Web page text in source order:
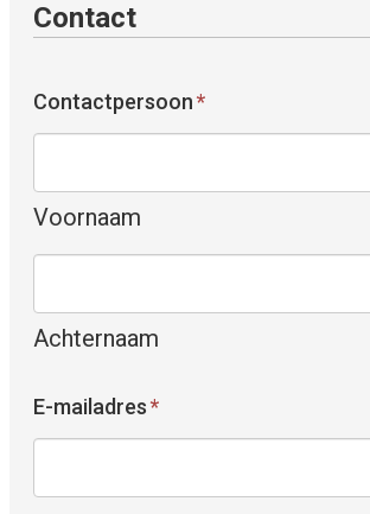
Contact
Contactpersoon*
Voornaam
Achternaam
E-mailadres*